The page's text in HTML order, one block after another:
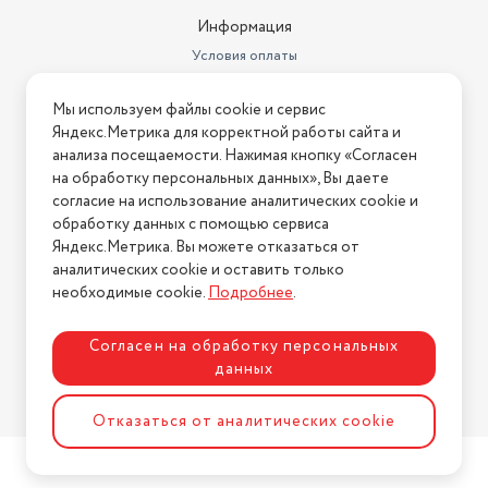
Информация
Условия оплаты
Условия возврата
Нашли ошибку на сайте? Напишите нам
2026 © Интернет-магазин "АстМаркет". У нас есть всё!
Политика конфиденциальности
Разработка сайтаASTDESIGN
Мы используем файлы cookie и сервис
Яндекс.Метрика для корректной работы сайта и
анализа посещаемости. Нажимая кнопку «Согласен
на обработку персональных данных», Вы даете
согласие на использование аналитических cookie и
обработку данных с помощью сервиса
Яндекс.Метрика. Вы можете отказаться от
аналитических cookie и оставить только
необходимые cookie.Подробнее.
Согласен на обработку персональных
данных
Отказаться от аналитических cookie